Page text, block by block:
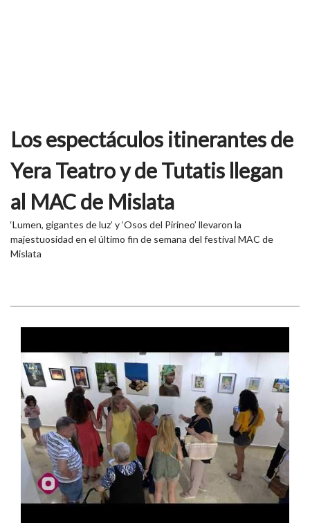
Los espectáculos itinerantes de
Yera Teatro y de Tutatis llegan
al MAC de Mislata
‘Lumen, gigantes de luz’ y ‘Osos del Pirineo’ llevaron la
majestuosidad en el último fin de semana del festival MAC de
Mislata